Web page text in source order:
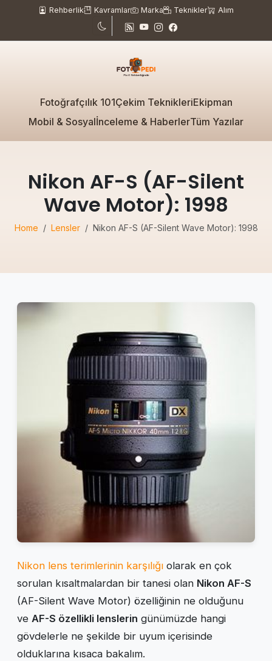
Rehberlik Kavramlar Marka Teknikler Alım
Fotoğrafçılık 101Çekim TeknikleriEkipman
Mobil & Sosyalİnceleme & HaberlerTüm Yazılar
Nikon AF-S (AF-Silent
Wave Motor): 1998
Home Lensler Nikon AF-S (AF-Silent Wave Motor): 1998
Nikon lens terimlerinin karşılığı olarak en çok
sorulan kısaltmalardan bir tanesi olan Nikon AF-S
(AF-Silent Wave Motor) özelliğinin ne olduğunu
ve AF-S özellikli lenslerin günümüzde hangi
gövdelerle ne şekilde bir uyum içerisinde
olduklarına kısaca bakalım.